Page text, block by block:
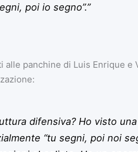
poi io segno”.”
alle panchine di Luis Enrique
difensiva? Ho visto
“tu segni, poi noi